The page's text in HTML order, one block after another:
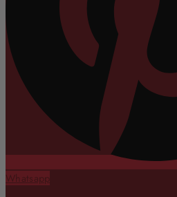
Whatsapp